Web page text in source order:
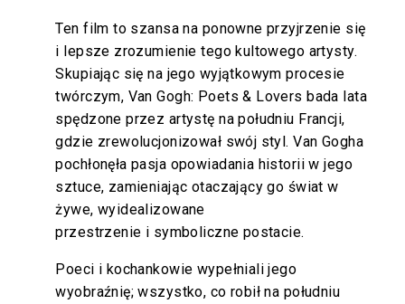
Ten film to szansa na ponowne przyjrzenie się
i lepsze zrozumienie tego kultowego artysty.
Skupiając się na jego wyjątkowym procesie
twórczym, Van Gogh: Poets & Lovers bada lata
spędzone przez artystę na południu Francji,
gdzie zrewolucjonizował swój styl. Van Gogha
pochłonęła pasja opowiadania historii w jego
sztuce, zamieniając otaczający go świat w
żywe, wyidealizowane
przestrzenie i symboliczne postacie.
Poeci i kochankowie wypełniali jego
wyobraźnię; wszystko, co robił na południu